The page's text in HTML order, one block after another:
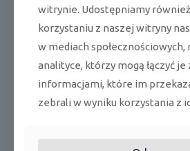
wewn.
Długość x wysokość x szerokość jedn.
zewn.
Waga netto jedn. wewn. / zewn.
witrynie. Udostępniamy
korzystaniu z naszej witryny
w mediach społecznościowych,
analityce, którzy mogą łączyć je
informacjami, które im
zebrali w wyniku korzystania z